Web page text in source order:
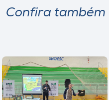
Confira também